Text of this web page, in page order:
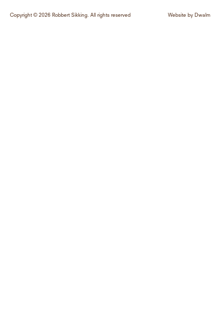
Copyright © 2026 Robbert Sikking. All rights reserved Website by Dwalm